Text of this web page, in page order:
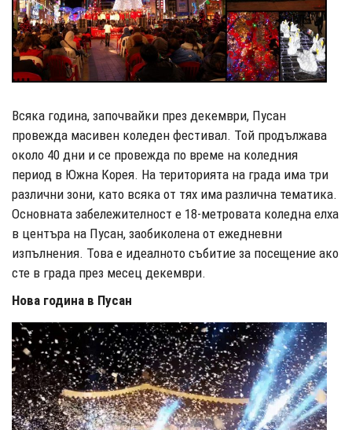
Всяка година, започвайки през декември, Пусан
провежда масивен коледен фестивал. Той продължава
около 40 дни и се провежда по време на коледния
период в Южна Корея. На територията на града има три
различни зони, като всяка от тях има различна тематика.
Основната забележителност е 18-метровата коледна елха
в центъра на Пусан, заобиколена от ежедневни
изпълнения. Това е идеалното събитие за посещение ако
сте в града през месец декември.
Нова година в Пусан